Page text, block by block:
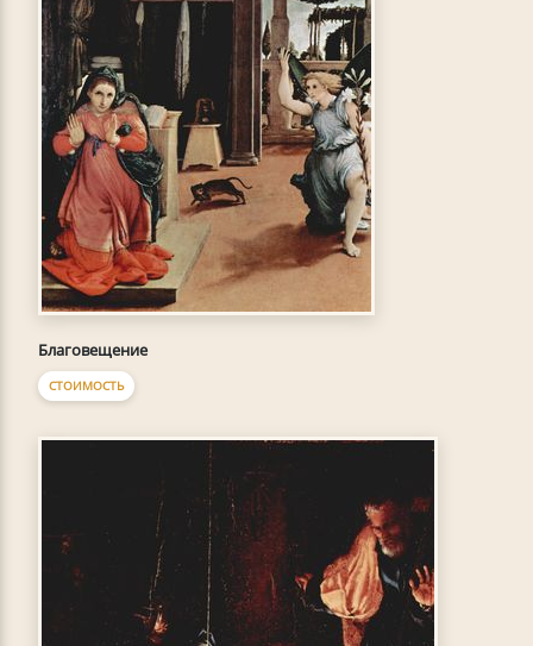
Благовещение
СТОИМОСТЬ